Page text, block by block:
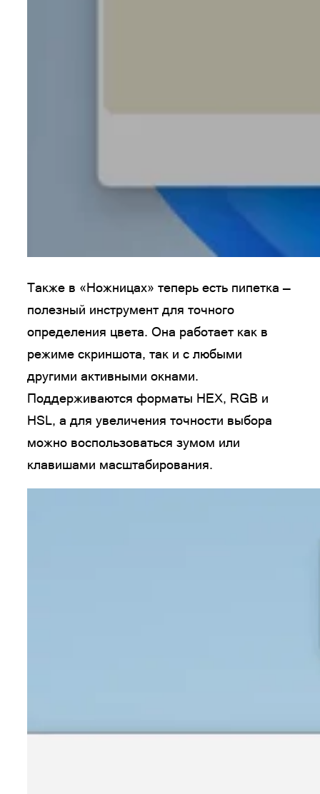
Также в «Ножницах» теперь есть пипетка —
полезный инструмент для точного
определения цвета. Она работает как в
режиме скриншота, так и с любыми
другими активными окнами.
Поддерживаются форматы HEX, RGB и
HSL, а для увеличения точности выбора
можно воспользоваться зумом или
клавишами масштабирования.